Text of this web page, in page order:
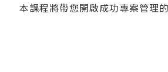
本課程將帶您開啟成功專案管理